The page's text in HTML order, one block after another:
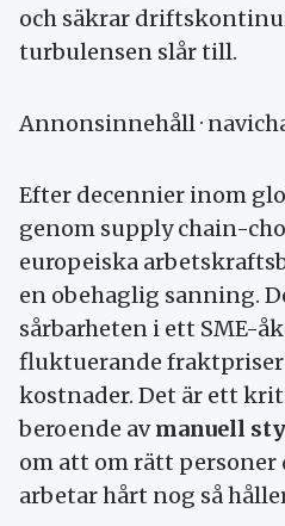
och säkrar
turbulensen slår till.
Annonsinnehåll ·
Efter decennier inom
genom supply chain-
europeiska
en obehaglig sanning.
sårbarheten i ett SME-
fluktuerande
kostnader. Det är ett
beroende avmanuell
om att om rätt personer
arbetar hårt nog så